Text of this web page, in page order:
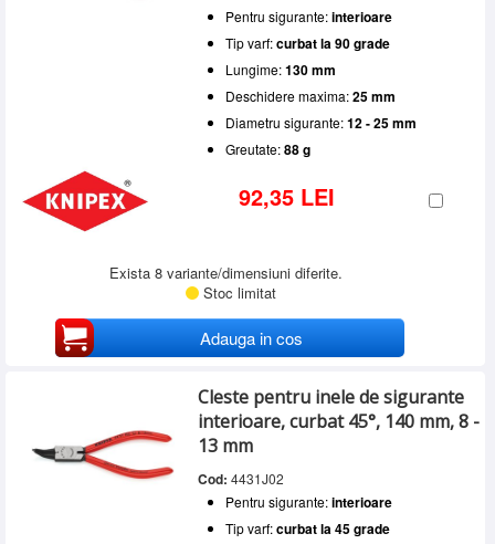
Pentru sigurante:interioare
Tip varf:curbat la 90 grade
Lungime:130 mm
Deschidere maxima:25 mm
Diametru sigurante:12 - 25 mm
Greutate:88 g
92,35 LEI
Exista 8 variante/dimensiuni diferite.
Stoc limitat
Adauga in cos
Cleste pentru inele de sigurante
interioare, curbat 45°, 140 mm, 8 -
13 mm
Cod: 4431J02
Pentru sigurante:interioare
Tip varf:curbat la 45 grade